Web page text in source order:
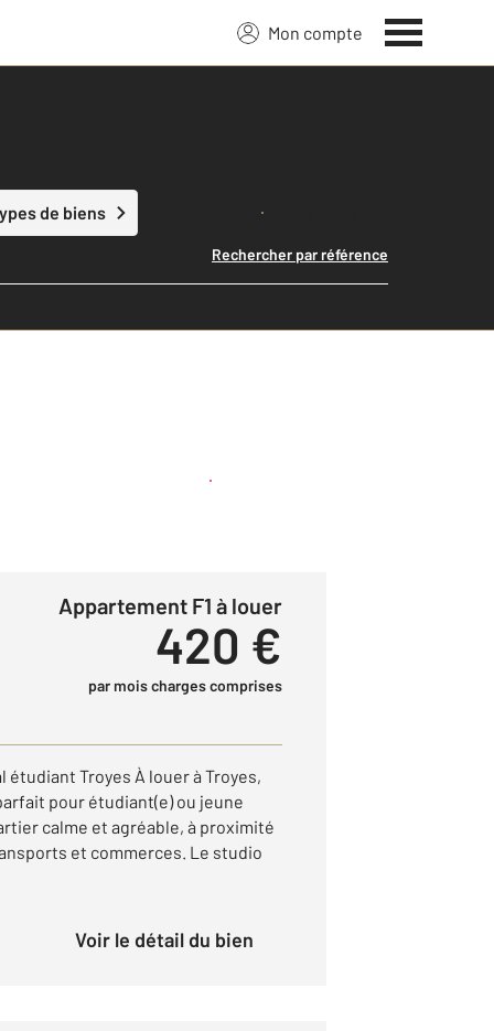
Mon compte
de biens Lancer ma recherche
Rechercher par référence
Créer une alerte
Appartement F1 à louer
420 €
par mois charges comprises
étudiant Troyes À louer à Troyes,
pour étudiant(e) ou jeune
calme et agréable, à proximité
et commerces. Le studio
Voir le détail du bien